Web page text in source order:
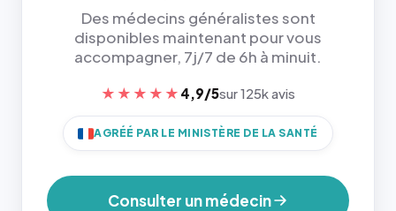
Des médecins généralistes sont
disponibles maintenant pour vous
accompagner, 7j/7 de 6h à minuit.
★★★★★ 4,9/5sur 125k avis
AGRÉÉ PAR LE MINISTÈRE DE LA SANTÉ
Consulter un médecin